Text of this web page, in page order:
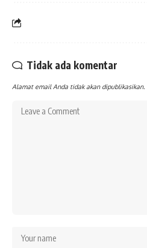
Tidak ada komentar
Alamat email Anda tidak akan dipublikasikan.